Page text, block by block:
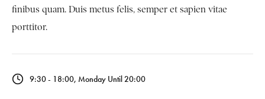
finibus quam. Duis metus felis, semper et sapien vitae
porttitor.
9:30 - 18:00, Monday Until 20:00